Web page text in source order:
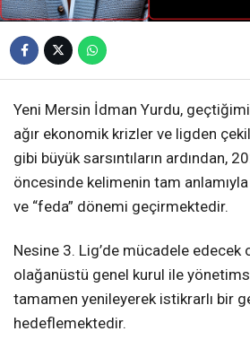
Yeni Mersin İdman Yurdu,
ağır ekonomik krizler ve ligden
gibi büyük sarsıntıların ardından,
öncesinde kelimenin tam
ve “feda” dönemi geçirmektedir.
Nesine 3. Lig’de mücadele edecek
olağanüstü genel kurul ile
tamamen yenileyerek istikrarlı bir
hedeflemektedir.